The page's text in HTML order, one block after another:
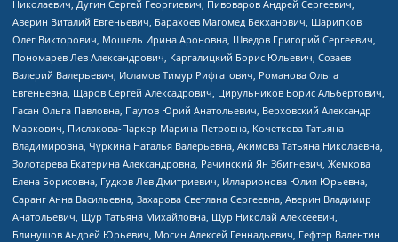
Николаевич, Дугин Сергей Георгиевич, Пивоваров Андрей Сергеевич,
Аверин Виталий Евгеньевич, Барахоев Магомед Бекханович, Шарипков
Олег Викторович, Мошель Ирина Ароновна, Шведов Григорий Сергеевич,
Пономарев Лев Александрович, Каргалицкий Борис Юльевич, Созаев
Валерий Валерьевич, Исламов Тимур Рифгатович, Романова Ольга
Евгеньевна, Щаров Сергей Алексадрович, Цирульников Борис Альбертович,
Гасан Ольга Павловна, Паутов Юрий Анатольевич, Верховский Александр
Маркович, Пислакова-Паркер Марина Петровна, Кочеткова Татьяна
Владимировна, Чуркина Наталья Валерьевна, Акимова Татьяна Николаевна,
Золотарева Екатерина Александровна, Рачинский Ян Збигневич, Жемкова
Елена Борисовна, Гудков Лев Дмитриевич, Илларионова Юлия Юрьевна,
Саранг Анна Васильевна, Захарова Светлана Сергеевна, Аверин Владимир
Анатольевич, Щур Татьяна Михайловна, Щур Николай Алексеевич,
Блинушов Андрей Юрьевич, Мосин Алексей Геннадьевич, Гефтер Валентин